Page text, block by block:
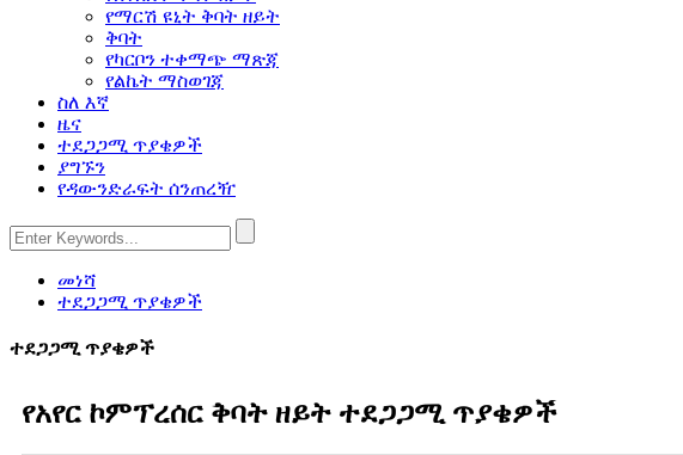
የማርሽ ዩኒት ቅባት ዘይት
ቅባት
የካርቦን ተቀማጭ ማጽጃ
የልኬት ማስወገጃ
ስለ እኛ
ዜና
ተደጋጋሚ ጥያቄዎች
ያግኙን
የዳውንድራፍት ሰንጠረዥ
መነሻ
ተደጋጋሚ ጥያቄዎች
ተደጋጋሚ ጥያቄዎች
የአየር ኮምፕረሰር ቅባት ዘይት ተደጋጋሚ ጥያቄዎች